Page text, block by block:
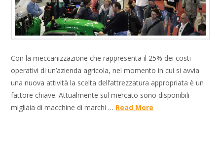
Con la meccanizzazione che rappresenta il 25% dei costi
operativi di un’azienda agricola, nel momento in cui si avvia
una nuova attività la scelta dell’attrezzatura appropriata è un
fattore chiave. Attualmente sul mercato sono disponibili
migliaia di macchine di marchi … Read More